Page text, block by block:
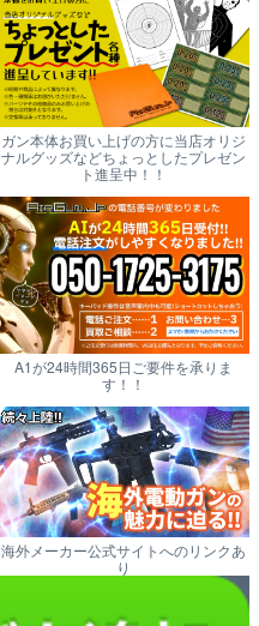
ガン本体お買い上げの方に当店オリジ
ナルグッズなどちょっとしたプレゼン
ト進呈中！！
A1が24時間365日ご要件を承りま
す！！
海外メーカー公式サイトへのリンクあ
り